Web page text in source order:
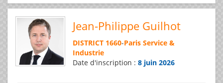
Jean-Philippe Guilhot
DISTRICT 1660-Paris Service &
Industrie
Date d'inscription : 8 juin 2026